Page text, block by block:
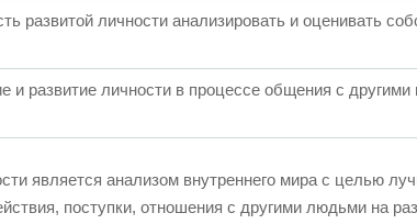
развитой личности анализировать и оценивать
и развитие личности в процессе общения с
является анализом внутреннего мира с целью
поступки, отношения с другими людьми на